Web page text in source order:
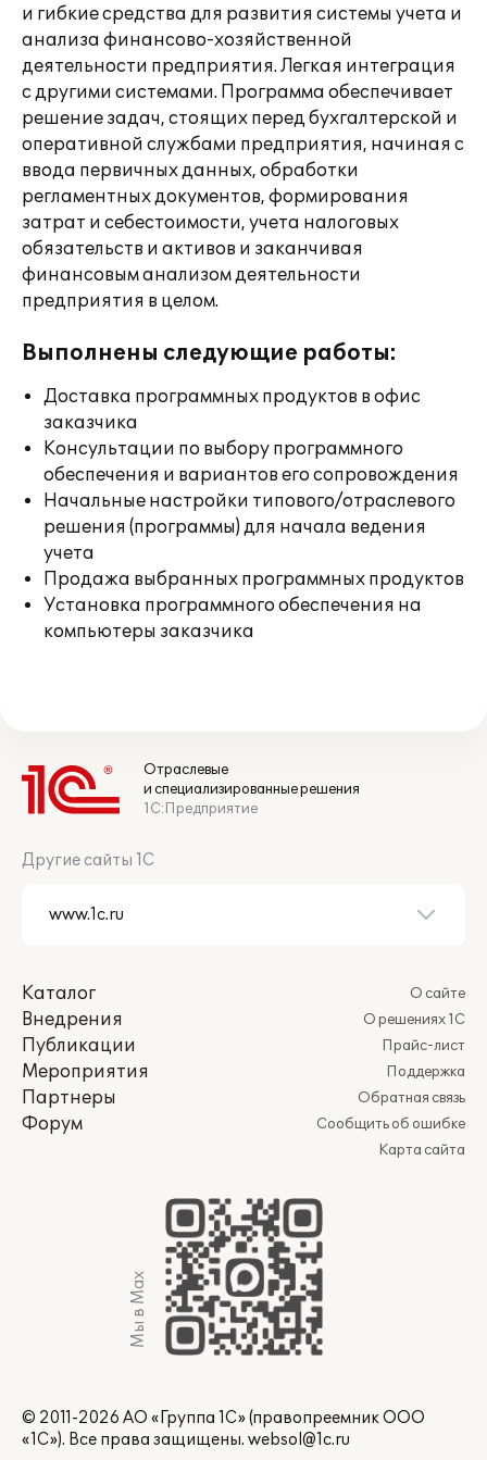
и гибкие средства для развития системы учета и
анализа финансово-хозяйственной
деятельности предприятия. Легкая интеграция
с другими системами. Программа обеспечивает
решение задач, стоящих перед бухгалтерской и
оперативной службами предприятия, начиная с
ввода первичных данных, обработки
регламентных документов, формирования
затрат и себестоимости, учета налоговых
обязательств и активов и заканчивая
финансовым анализом деятельности
предприятия в целом.
Выполнены следующие работы:
Доставка программных продуктов в офис
заказчика
Консультации по выбору программного
обеспечения и вариантов его сопровождения
Начальные настройки типового/отраслевого
решения (программы) для начала ведения
учета
Продажа выбранных программных продуктов
Установка программного обеспечения на
компьютеры заказчика
Отраслевые
и специализированные решения
1С:Предприятие
Другие сайты 1С
Каталог
Внедрения
Публикации
Мероприятия
Партнеры
Форум
О сайте
О решениях 1С
Прайс-лист
Поддержка
Обратная связь
Сообщить об ошибке
Карта сайта
Мы в Max
© 2011-2026 АО «Группа 1С» (правопреемник ООО
«1С»). Все права защищены. websol@1c.ru